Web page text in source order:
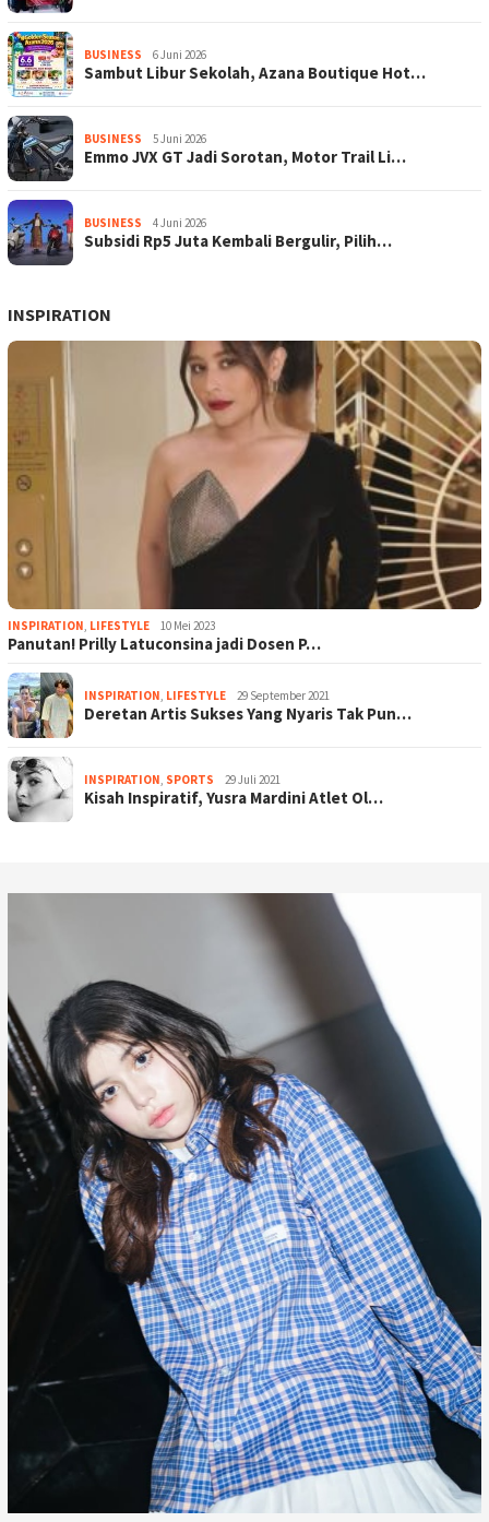
BUSINESS 6 Juni 2026
Sambut Libur Sekolah, Azana Boutique Hot…
BUSINESS 5 Juni 2026
Emmo JVX GT Jadi Sorotan, Motor Trail Li…
BUSINESS 4 Juni 2026
Subsidi Rp5 Juta Kembali Bergulir, Pilih…
INSPIRATION
INSPIRATION, LIFESTYLE 10 Mei 2023
Panutan! Prilly Latuconsina jadi Dosen P…
INSPIRATION, LIFESTYLE 29 September 2021
Deretan Artis Sukses Yang Nyaris Tak Pun…
INSPIRATION, SPORTS 29 Juli 2021
Kisah Inspiratif, Yusra Mardini Atlet Ol…